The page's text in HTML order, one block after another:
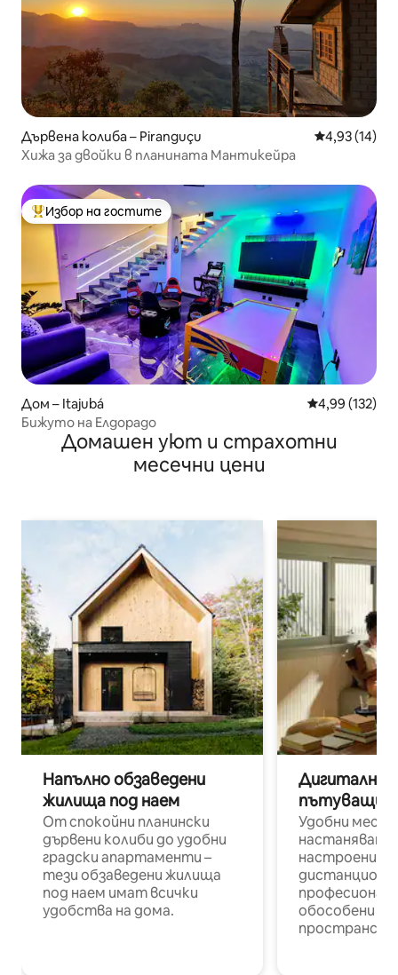
Дървена колиба – Piranguçu Средна
4,93 (14)
Хижа за двойки в планината Мантикейра
Най-популярен избор на гостите
Избор на гостите
Дом – Itajubá Средна
4,99 (132)
Бижуто на Елдорадо
Домашен уют и страхотни
месечни цени
Напълно обзаведени
жилища под наем
От спокойни планински
дървени колиби до удобни
градски апартаменти –
тези обзаведени жилища
под наем имат всички
удобства на дома.
Дигитални
пътуващи
Удобни
настаняване
настроени и
обособени